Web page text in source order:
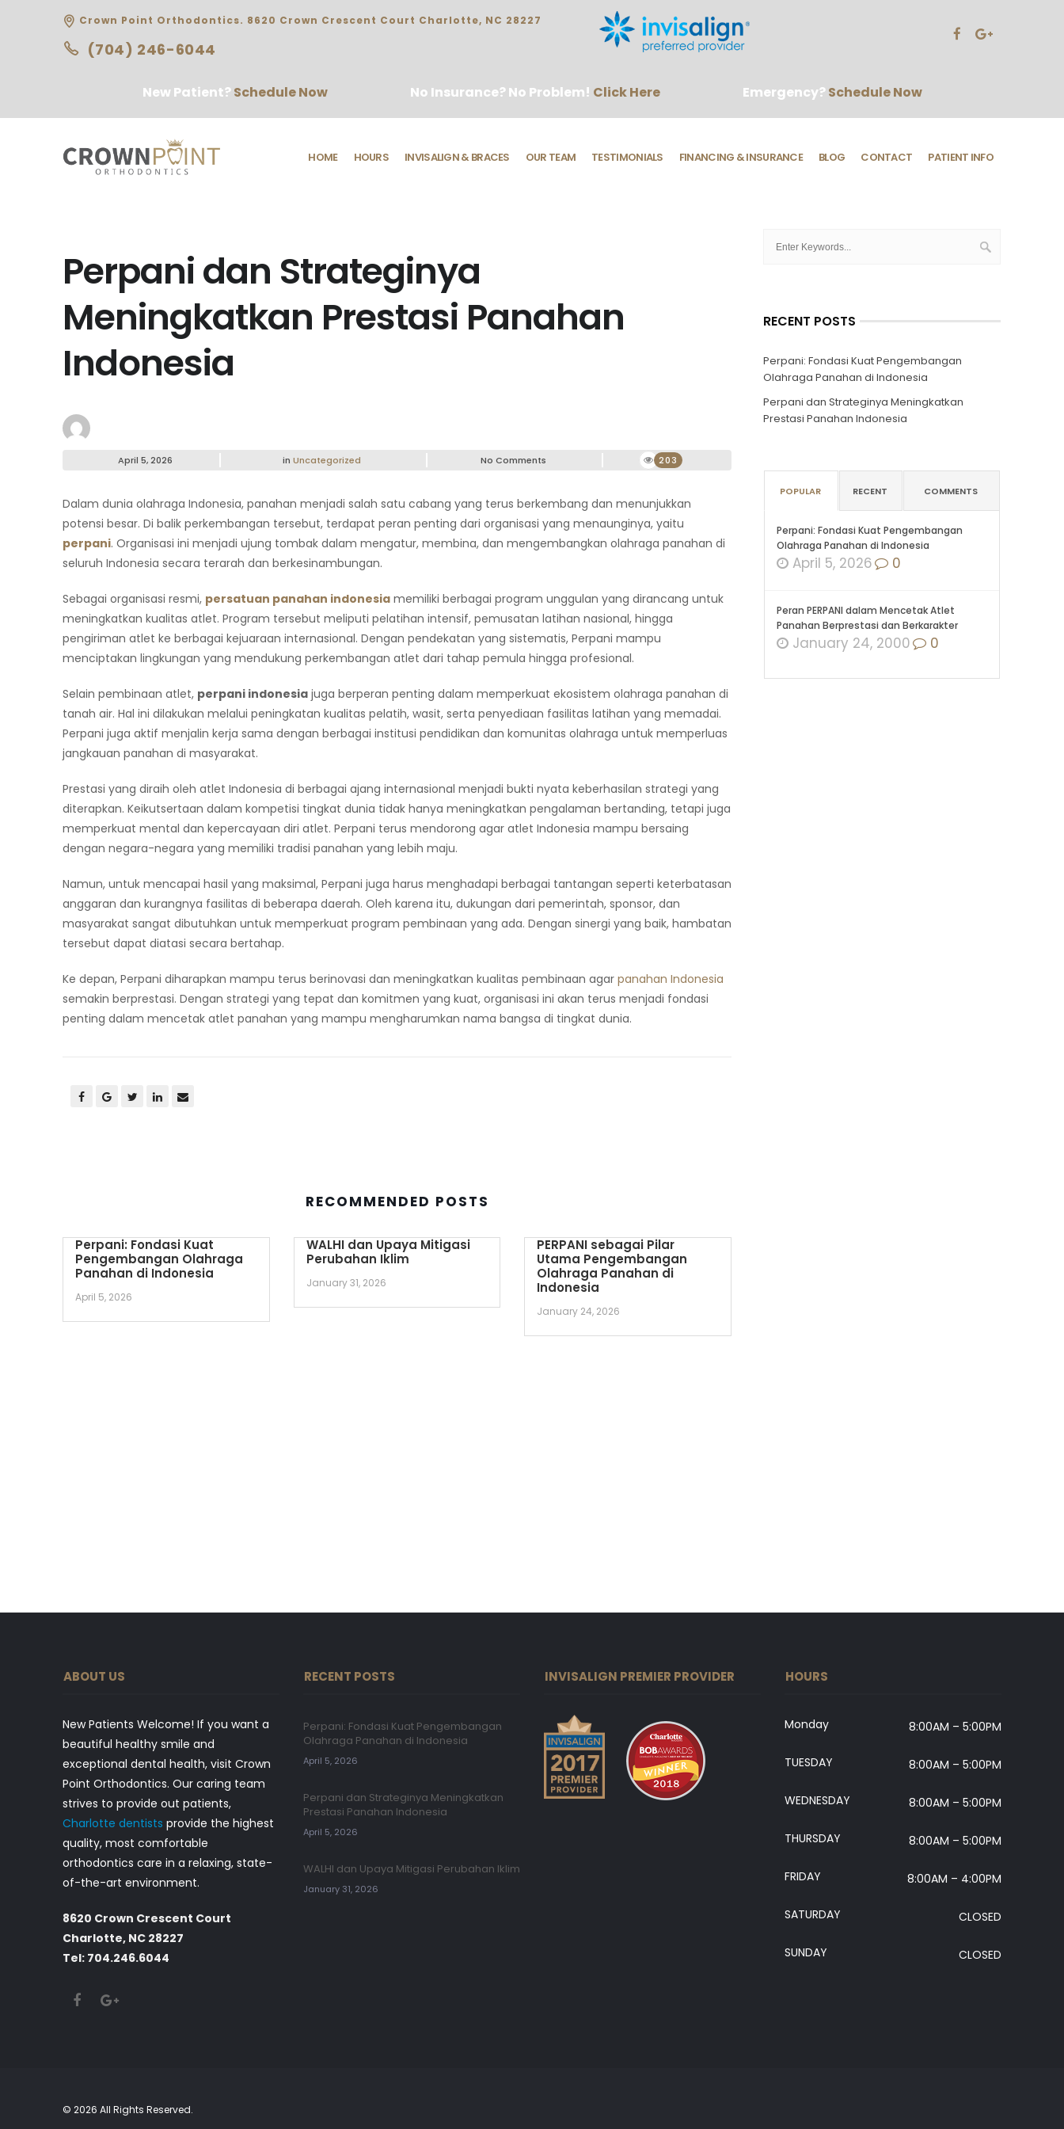
Crown Point Orthodontics. 8620 Crown Crescent Court Charlotte, NC 28227
(704) 246-6044
New Patient?Schedule Now No Insurance? No Problem! Click Here Emergency?Schedule Now
HOME HOURS INVISALIGN & BRACES OUR TEAM TESTIMONIALS FINANCING & INSURANCE BLOG CONTACT PATIENT INFO
Perpani dan Strateginya
Meningkatkan Prestasi Panahan
Indonesia
April 5, 2026 in Uncategorized No Comments 203
Dalam dunia olahraga Indonesia, panahan menjadi salah satu cabang yang terus berkembang dan menunjukkan
potensi besar. Di balik perkembangan tersebut, terdapat peran penting dari organisasi yang menaunginya, yaitu
perpani. Organisasi ini menjadi ujung tombak dalam mengatur, membina, dan mengembangkan olahraga panahan di
seluruh Indonesia secara terarah dan berkesinambungan.
Sebagai organisasi resmi, persatuan panahan indonesia memiliki berbagai program unggulan yang dirancang untuk
meningkatkan kualitas atlet. Program tersebut meliputi pelatihan intensif, pemusatan latihan nasional, hingga
pengiriman atlet ke berbagai kejuaraan internasional. Dengan pendekatan yang sistematis, Perpani mampu
menciptakan lingkungan yang mendukung perkembangan atlet dari tahap pemula hingga profesional.
Selain pembinaan atlet, perpani indonesia juga berperan penting dalam memperkuat ekosistem olahraga panahan di
tanah air. Hal ini dilakukan melalui peningkatan kualitas pelatih, wasit, serta penyediaan fasilitas latihan yang memadai.
Perpani juga aktif menjalin kerja sama dengan berbagai institusi pendidikan dan komunitas olahraga untuk memperluas
jangkauan panahan di masyarakat.
Prestasi yang diraih oleh atlet Indonesia di berbagai ajang internasional menjadi bukti nyata keberhasilan strategi yang
diterapkan. Keikutsertaan dalam kompetisi tingkat dunia tidak hanya meningkatkan pengalaman bertanding, tetapi juga
memperkuat mental dan kepercayaan diri atlet. Perpani terus mendorong agar atlet Indonesia mampu bersaing
dengan negara-negara yang memiliki tradisi panahan yang lebih maju.
Namun, untuk mencapai hasil yang maksimal, Perpani juga harus menghadapi berbagai tantangan seperti keterbatasan
anggaran dan kurangnya fasilitas di beberapa daerah. Oleh karena itu, dukungan dari pemerintah, sponsor, dan
masyarakat sangat dibutuhkan untuk memperkuat program pembinaan yang ada. Dengan sinergi yang baik, hambatan
tersebut dapat diatasi secara bertahap.
Ke depan, Perpani diharapkan mampu terus berinovasi dan meningkatkan kualitas pembinaan agar panahan Indonesia
semakin berprestasi. Dengan strategi yang tepat dan komitmen yang kuat, organisasi ini akan terus menjadi fondasi
penting dalam mencetak atlet panahan yang mampu mengharumkan nama bangsa di tingkat dunia.
RECOMMENDED POSTS
Perpani: Fondasi Kuat
Pengembangan Olahraga
Panahan di Indonesia
April 5, 2026
WALHI dan Upaya Mitigasi
Perubahan Iklim
January 31, 2026
PERPANI sebagai Pilar
Utama Pengembangan
Olahraga Panahan di
Indonesia
January 24, 2026
RECENT POSTS
Perpani: Fondasi Kuat Pengembangan
Olahraga Panahan di Indonesia
Perpani dan Strateginya Meningkatkan
Prestasi Panahan Indonesia
POPULAR RECENT COMMENTS
Perpani: Fondasi Kuat Pengembangan
Olahraga Panahan di Indonesia
April 5, 2026 0
Peran PERPANI dalam Mencetak Atlet
Panahan Berprestasi dan Berkarakter
January 24, 2000 0
ABOUT US
New Patients Welcome! If you want a
beautiful healthy smile and
exceptional dental health, visit Crown
Point Orthodontics. Our caring team
strives to provide out patients,
Charlotte dentists provide the highest
quality, most comfortable
orthodontics care in a relaxing, state-
of-the-art environment.
8620 Crown Crescent Court
Charlotte, NC 28227
Tel: 704.246.6044
RECENT POSTS
Perpani: Fondasi Kuat Pengembangan
Olahraga Panahan di Indonesia
April 5, 2026
Perpani dan Strateginya Meningkatkan
Prestasi Panahan Indonesia
April 5, 2026
WALHI dan Upaya Mitigasi Perubahan Iklim
January 31, 2026
INVISALIGN PREMIER PROVIDER HOURS
Monday 8:00AM – 5:00PM
TUESDAY 8:00AM – 5:00PM
WEDNESDAY 8:00AM – 5:00PM
THURSDAY 8:00AM – 5:00PM
FRIDAY 8:00AM – 4:00PM
SATURDAY CLOSED
SUNDAY CLOSED
© 2026 All Rights Reserved.